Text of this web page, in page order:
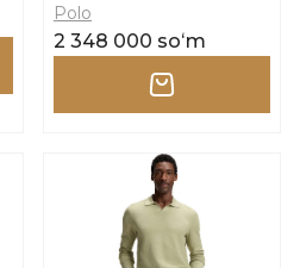
Polo
2 348 000 soʻm